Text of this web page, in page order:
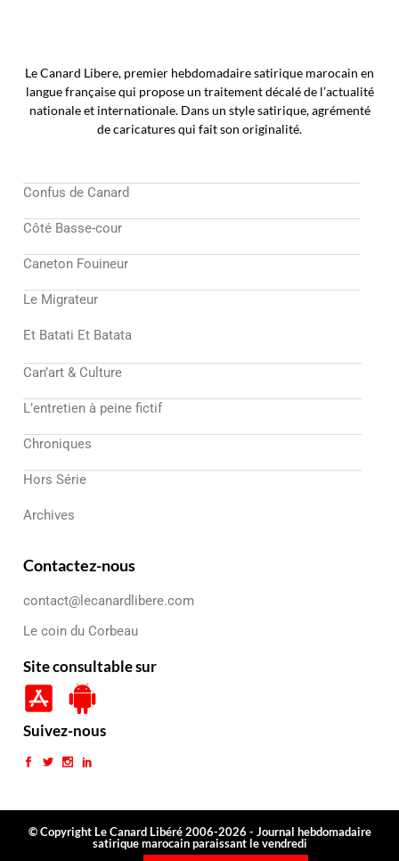
Le Canard Libere, premier hebdomadaire satirique marocain en
langue française qui propose un traitement décalé de l’actualité
nationale et internationale. Dans un style satirique, agrémenté
de caricatures qui fait son originalité.
Confus de Canard
Côté Basse-cour
Caneton Fouineur
Le Migrateur
Et Batati Et Batata
Can’art & Culture
L’entretien à peine fictif
Chroniques
Hors Série
Archives
Contactez-nous
contact@lecanardlibere.com
Le coin du Corbeau
Site consultable sur
Suivez-nous
© Copyright Le Canard Libéré 2006-2026 - Journal hebdomadaire
satirique marocain paraissant le vendredi